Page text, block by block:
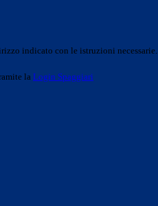
indicato con le istruzioni necessarie.
la Login Spaggiari